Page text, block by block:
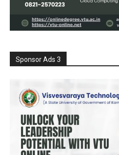
Sponsor Ads 3